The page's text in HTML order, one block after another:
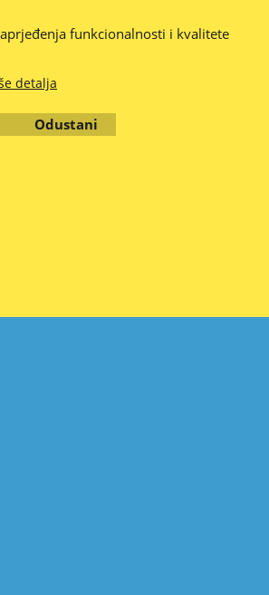
ili propustili, stavili krivu sliku, opis,
proizvoda, krivoj slici, opisu ili krivo
2010. - 2026.
funkcionalnosti i kvalitete
detalja
Odustani